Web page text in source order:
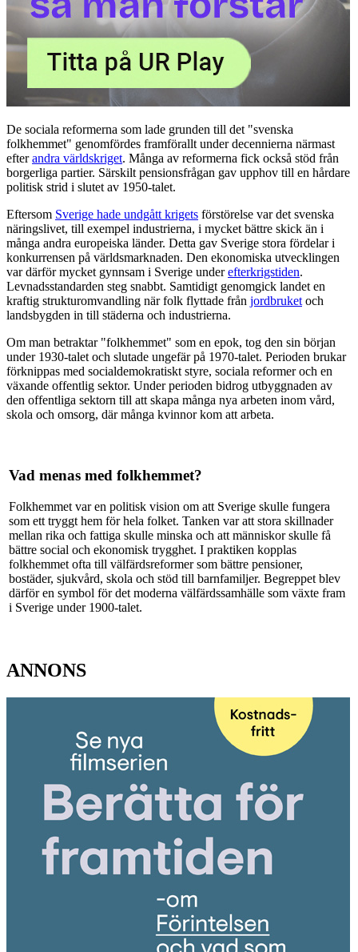
De sociala reformerna som lade grunden till det "svenska
folkhemmet" genomfördes framförallt under decennierna närmast
efterandra världskriget. Många av reformerna fick också stöd från
borgerliga partier. Särskilt pensionsfrågan gav upphov till en hårdare
politisk strid i slutet av 1950-talet.
Eftersom Sverige hade undgått krigets förstörelse var det svenska
näringslivet, till exempel industrierna, i mycket bättre skick än i
många andra europeiska länder. Detta gav Sverige stora fördelar i
konkurrensen på världsmarknaden. Den ekonomiska utvecklingen
var därför mycket gynnsam i Sverige underefterkrigstiden.
Levnadsstandarden steg snabbt. Samtidigt genomgick landet en
kraftig strukturomvandling när folk flyttade från jordbruket och
landsbygden in till städerna och industrierna.
Om man betraktar "folkhemmet" som en epok, tog den sin början
under 1930-talet och slutade ungefär på 1970-talet. Perioden brukar
förknippas med socialdemokratiskt styre, sociala reformer och en
växande offentlig sektor. Under perioden bidrog utbyggnaden av
den offentliga sektorn till att skapa många nya arbeten inom vård,
skola och omsorg, där många kvinnor kom att arbeta.
Vad menas med folkhemmet?
Folkhemmet var en politisk vision om att Sverige skulle fungera
som ett tryggt hem för hela folket. Tanken var att stora skillnader
mellan rika och fattiga skulle minska och att människor skulle få
bättre social och ekonomisk trygghet. I praktiken kopplas
folkhemmet ofta till välfärdsreformer som bättre pensioner,
bostäder, sjukvård, skola och stöd till barnfamiljer. Begreppet blev
därför en symbol för det moderna välfärdssamhälle som växte fram
i Sverige under 1900-talet.
ANNONS